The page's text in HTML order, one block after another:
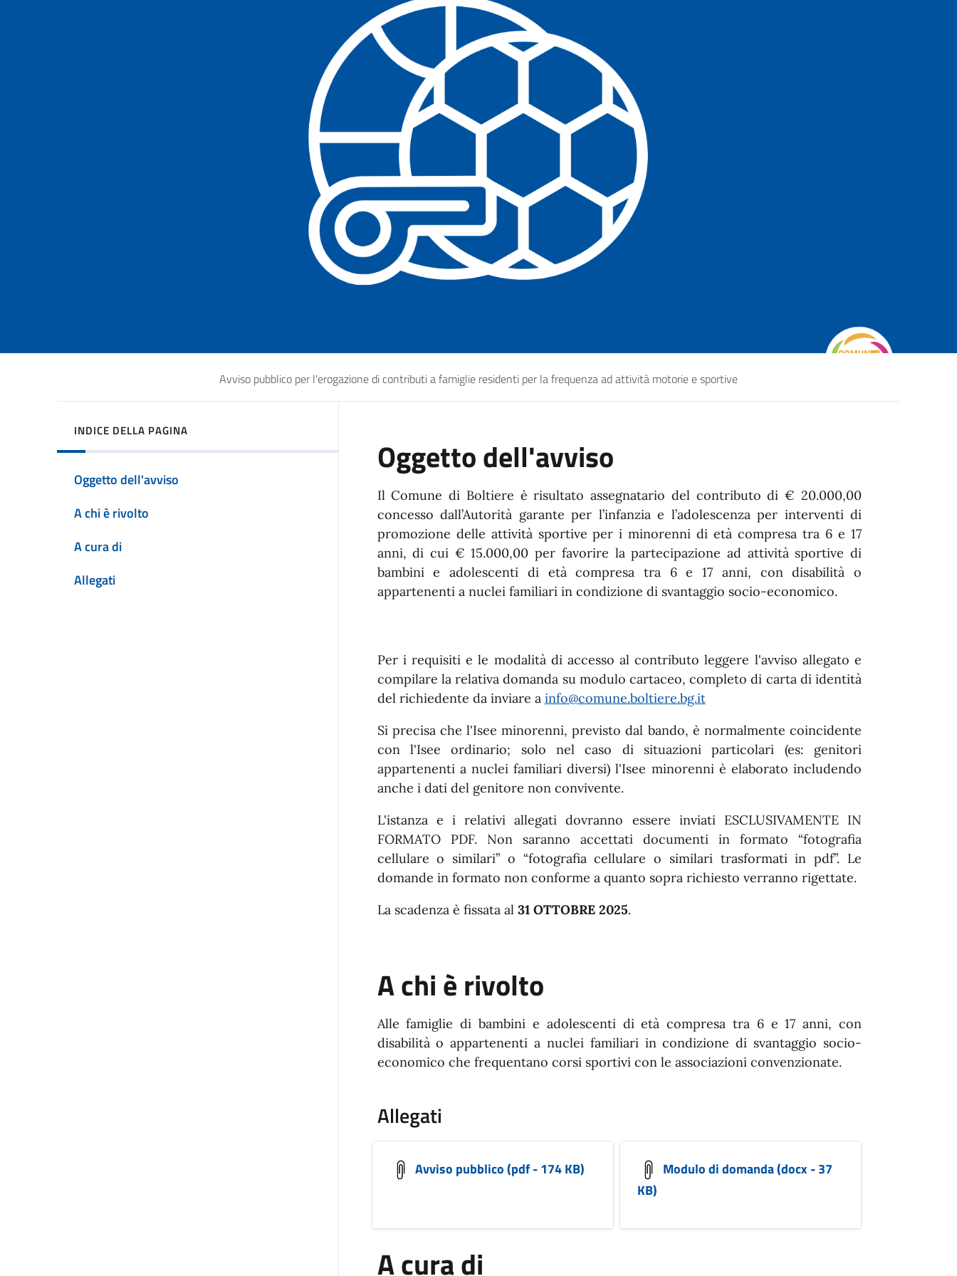
Avviso pubblico per l'erogazione di contributi a famiglie residenti per la frequenza ad attività motorie e sportive
INDICE DELLA PAGINA
Oggetto dell'avviso
A chi è rivolto
A cura di
Allegati
Oggetto dell'avviso
Il Comune di Boltiere è risultato assegnatario del contributo di € 20.000,00
concesso dall’Autorità garante per l’infanzia e l’adolescenza per interventi di
promozione delle attività sportive per i minorenni di età compresa tra 6 e 17
anni, di cui € 15.000,00 per favorire la partecipazione ad attività sportive di
bambini e adolescenti di età compresa tra 6 e 17 anni, con disabilità o
appartenenti a nuclei familiari in condizione di svantaggio socio-economico.
Per i requisiti e le modalità di accesso al contributo leggere l'avviso allegato e
compilare la relativa domanda su modulo cartaceo, completo di carta di identità
del richiedente da inviare a info@comune.boltiere.bg.it
Si precisa che l'Isee minorenni, previsto dal bando, è normalmente coincidente
con l'Isee ordinario; solo nel caso di situazioni particolari (es: genitori
appartenenti a nuclei familiari diversi) l'Isee minorenni è elaborato includendo
anche i dati del genitore non convivente.
L'istanza e i relativi allegati dovranno essere inviati ESCLUSIVAMENTE IN
FORMATO PDF. Non saranno accettati documenti in formato “fotografia
cellulare o similari” o “fotografia cellulare o similari trasformati in pdf”. Le
domande in formato non conforme a quanto sopra richiesto verranno rigettate.
La scadenza è fissata al 31 OTTOBRE 2025.
A chi è rivolto
Alle famiglie di bambini e adolescenti di età compresa tra 6 e 17 anni, con
disabilità o appartenenti a nuclei familiari in condizione di svantaggio socio-
economico che frequentano corsi sportivi con le associazioni convenzionate.
Allegati
Avviso pubblico (pdf - 174 KB)
Modulo di domanda (docx - 37
KB)
A cura di